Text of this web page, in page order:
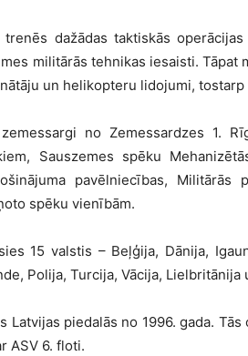
dažādas taktiskās
militārās tehnikas iesaisti. Tāpat
un helikopteru lidojumi,
no Zemessardzes 1.
Sauszemes spēku
pavēlniecības, Militārās
spēku vienībām.
15 valstis – Beļģija, Dānija,
Polija, Turcija, Vācija, Lielbritānija
piedalās no 1996. gada. Tās
ASV 6. floti.